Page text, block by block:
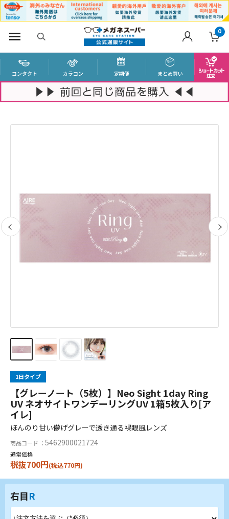
0
コンタクト カラコン 定期便 まとめ買い
1日タイプ
【グレーノート（5枚）】Neo Sight 1day Ring
UV ネオサイトワンデーリングUV 1箱5枚入り[ア
イレ]
ほんのり甘い儚げグレーで透き通る裸眼風レンズ
商品コード ： 5462900021724
通常価格
税抜700円(税込770円)
右目R